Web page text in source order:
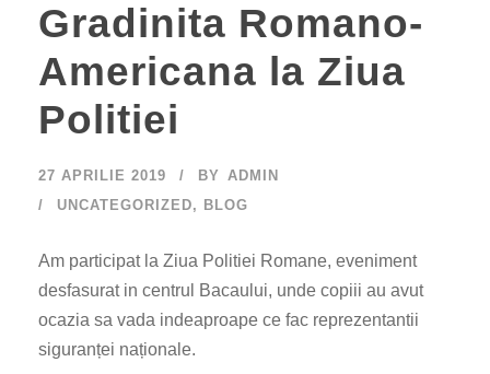
Gradinita Romano-
Americana la Ziua
Politiei
27 APRILIE 2019 BY ADMIN
UNCATEGORIZED, BLOG
Am participat la Ziua Politiei Romane, eveniment
desfasurat in centrul Bacaului, unde copiii au avut
ocazia sa vada indeaproape ce fac reprezentantii
siguranței naționale.